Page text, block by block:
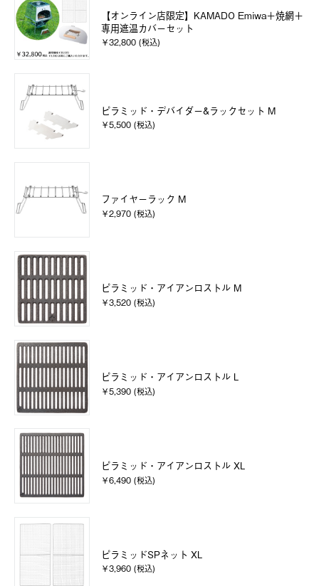
【オンライン店限定】KAMADO Emiwa＋焼網＋
専用遮温カバーセット
￥32,800 (税込)
ピラミッド・デバイダー&ラックセット M
￥5,500 (税込)
ファイヤーラック M
￥2,970 (税込)
ピラミッド・アイアンロストル M
￥3,520 (税込)
ピラミッド・アイアンロストル L
￥5,390 (税込)
ピラミッド・アイアンロストル XL
￥6,490 (税込)
ピラミッドSPネット XL
￥3,960 (税込)